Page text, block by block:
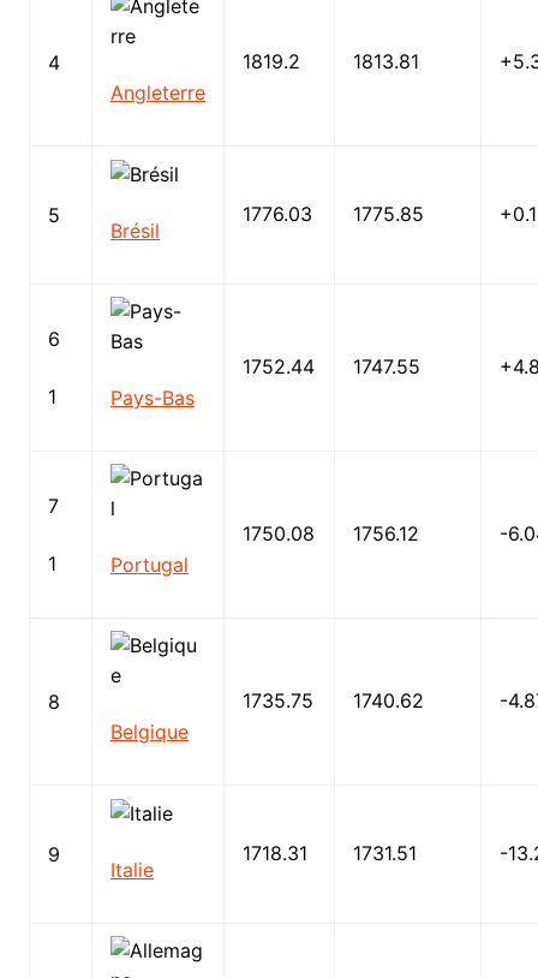
4
Angleterre
1819.2 1813.81
5
Brésil
1776.03 1775.85
6
1 Pays-Bas
1752.44 1747.55
7
1 Portugal
1750.08 1756.12 -
8
Belgique
1735.75 1740.62 -
9
Italie
1718.31 1731.51 -